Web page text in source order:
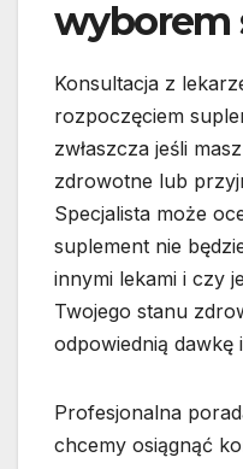
wyborem
Konsultacja z
rozpoczęciem
zwłaszcza jeśli
zdrowotne lub
Specjalista może
suplement nie
innymi lekami i czy
Twojego stanu
odpowiednią dawkę
Profesjonalna
chcemy osiągnąć